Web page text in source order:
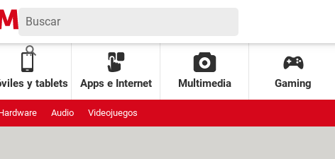
y tablets Apps e Internet Multimedia Gaming
Audio Videojuegos